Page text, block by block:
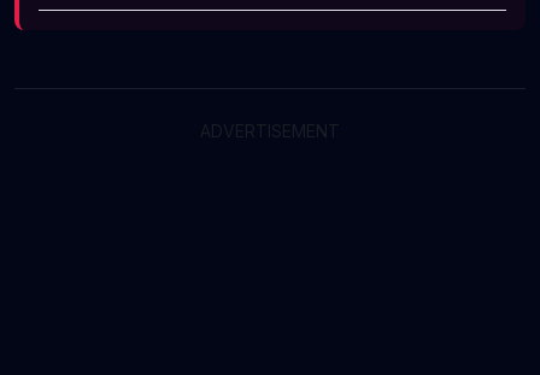
ADVERTISEMENT